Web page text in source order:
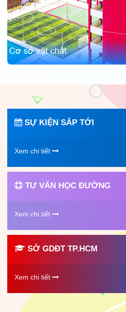
Lịch sử hình thành và phát triển
SỰ KIỆN SẮP TỚI
Xem chi tiết
TƯ VẤN HỌC ĐƯỜNG
Xem chi tiết
SỞ GDĐT TP.HCM
Xem chi tiết